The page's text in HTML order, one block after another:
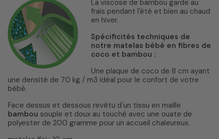
La viscose de bambou garde au
frais pendant l'été et bien au chaud
en hiver.
Spécificités techniques de
notre matelas bébé en fibres de
coco et bambou :
Une plaque de coco de 8 cm ayant
une densité de 70 kg / m3 idéal pour le confort de votre
bébé.
Face dessus et dessous revêtu d'un tissu en maille
bambou souple et doux au touché avec une ouate de
polyester de 200 gramme pour un accueil chaleureux.